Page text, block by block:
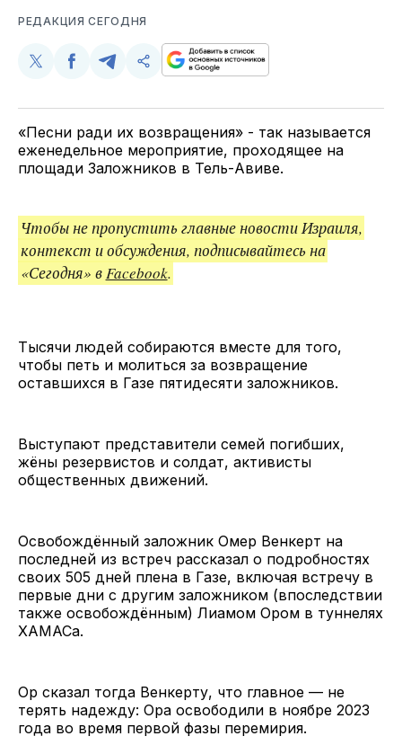
РЕДАКЦИЯ СЕГОДНЯ
Поделиться
Twitter
Поделиться
Facebook
Поделиться
Telegram
Скопируйте
поделитесь
«Песни ради их возвращения» - так называется
еженедельное мероприятие, проходящее на
площади Заложников в Тель-Авиве.
Чтобы не пропустить главные новости Израиля,
контекст и обсуждения, подписывайтесь на
«Сегодня» вFacebook.
Тысячи людей собираются вместе для того,
чтобы петь и молиться за возвращение
оставшихся в Газе пятидесяти заложников.
Выступают представители семей погибших,
жёны резервистов и солдат, активисты
общественных движений.
Освобождённый заложник Омер Венкерт на
последней из встреч рассказал о подробностях
своих 505 дней плена в Газе, включая встречу в
первые дни с другим заложником (впоследствии
также освобождённым) Лиамом Ором в туннелях
ХАМАСа.
Ор сказал тогда Венкерту, что главное — не
терять надежду: Ора освободили в ноябре 2023
года во время первой фазы перемирия.